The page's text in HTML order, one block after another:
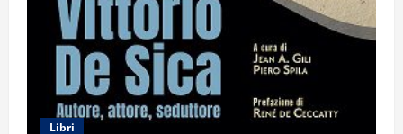
Libri